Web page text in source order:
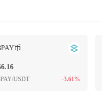
币
USDT -3.61%